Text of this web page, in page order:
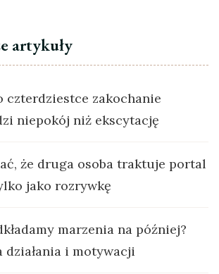
artykuły
czterdziestce zakochanie
niepokój niż ekscytację
że druga osoba traktuje portal
jako rozrywkę
marzenia na później?
działania i motywacji